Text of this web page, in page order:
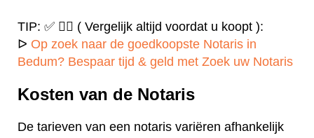
TIP: ✅ ✍🏻 ( Vergelijk altijd voordat u koopt ):
ᐅ Op zoek naar de goedkoopste Notaris in
Bedum? Bespaar tijd & geld met Zoek uw Notaris
Kosten van de Notaris
De tarieven van een notaris variëren afhankelijk